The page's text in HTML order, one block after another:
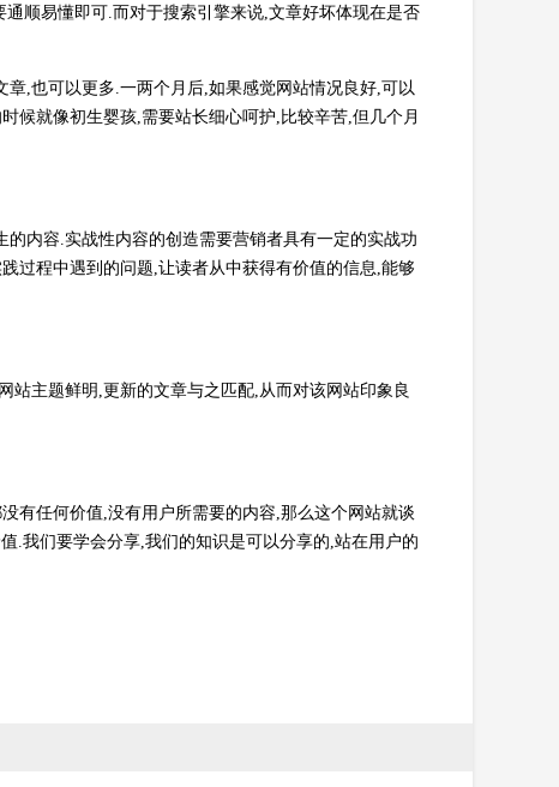
顺易懂即可.而对于搜索引擎来说,文章好坏体现在是否
,也可以更多.一两个月后,如果感觉网站情况良好,可以
候就像初生婴孩,需要站长细心呵护,比较辛苦,但几个月
内容.实战性内容的创造需要营销者具有一定的实战功
过程中遇到的问题,让读者从中获得有价值的信息,能够
站主题鲜明,更新的文章与之匹配,从而对该网站印象良
有任何价值,没有用户所需要的内容,那么这个网站就谈
.我们要学会分享,我们的知识是可以分享的,站在用户的